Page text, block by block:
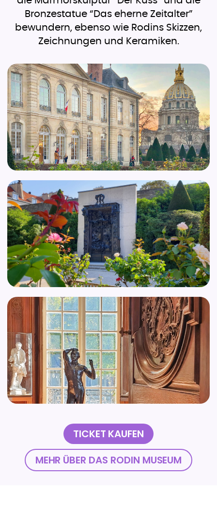
Bronzestatue “Das eherne Zeitalter”
bewundern, ebenso wie Rodins Skizzen,
Zeichnungen und Keramiken.
TICKET KAUFEN
MEHR ÜBER DAS RODIN MUSEUM